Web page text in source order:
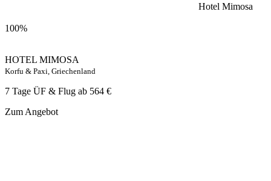
Hotel Mimosa
100%
HOTEL MIMOSA
Korfu & Paxi, Griechenland
7 Tage ÜF & Flug ab 564 €
Zum Angebot